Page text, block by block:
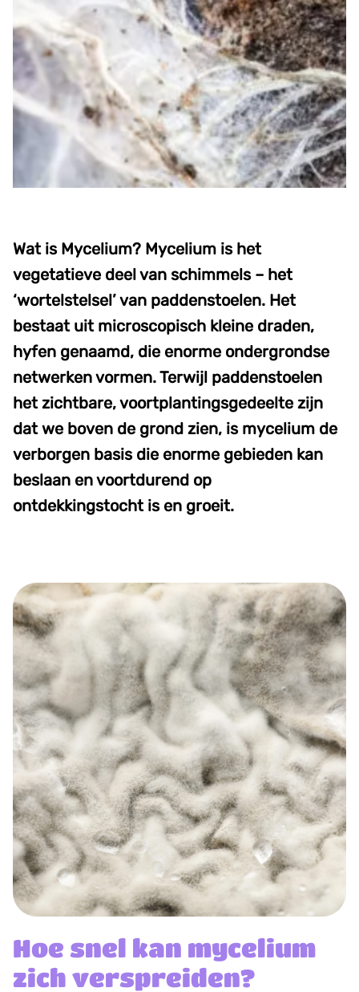
Wat is Mycelium? Mycelium is het
vegetatieve deel van schimmels – het
‘wortelstelsel’ van paddenstoelen. Het
bestaat uit microscopisch kleine draden,
hyfen genaamd, die enorme ondergrondse
netwerken vormen. Terwijl paddenstoelen
het zichtbare, voortplantingsgedeelte zijn
dat we boven de grond zien, is mycelium de
verborgen basis die enorme gebieden kan
beslaan en voortdurend op
ontdekkingstocht is en groeit.
Hoe snel kan mycelium
zich verspreiden?